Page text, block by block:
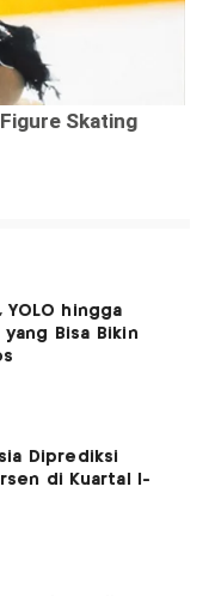
YOLO hingga
Bisa Bikin
Diprediksi
di Kuartal I-